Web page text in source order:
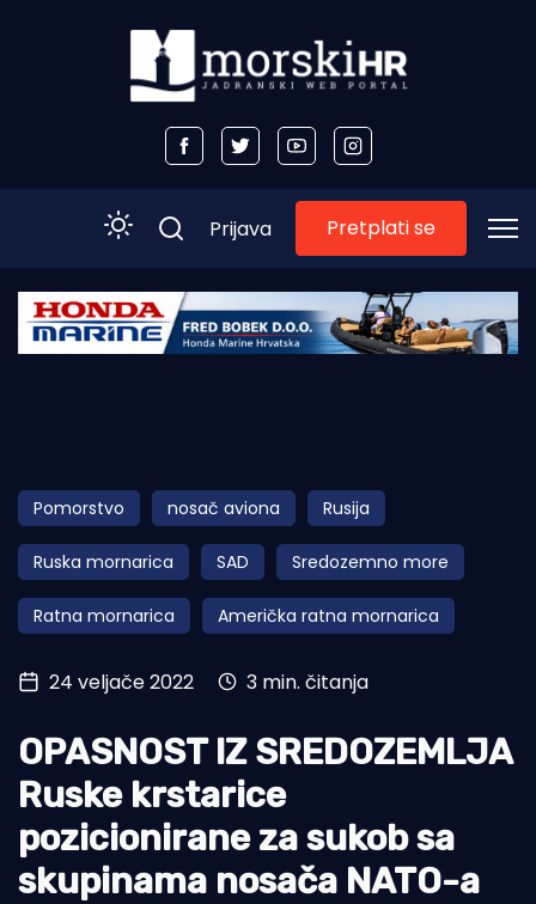
Početna
Obala
Otoci
Turizam i nautika
Pomorstvo
Ribolov
Tradicija i kultura
Prijava Pretplati se
Pomorstvo nosač aviona Rusija
Ruska mornarica SAD Sredozemno more
Ratna mornarica Američka ratna mornarica
24 veljače 2022 3 min. čitanja
OPASNOST IZ SREDOZEMLJA
Ruske krstarice
pozicionirane za sukob sa
skupinama nosača NATO-a